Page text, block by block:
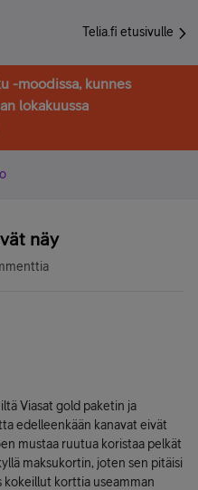
Telia.fi etusivulle
-moodissa, kunnes
lokakuussa
näy
Viasat gold paketin ja
edelleenkään kanavat eivät
mustaa ruutua koristaa pelkät
maksukortin, joten sen pitäisi
kokeillut korttia useamman